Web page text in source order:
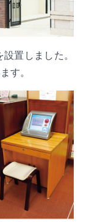
置しました。
す。